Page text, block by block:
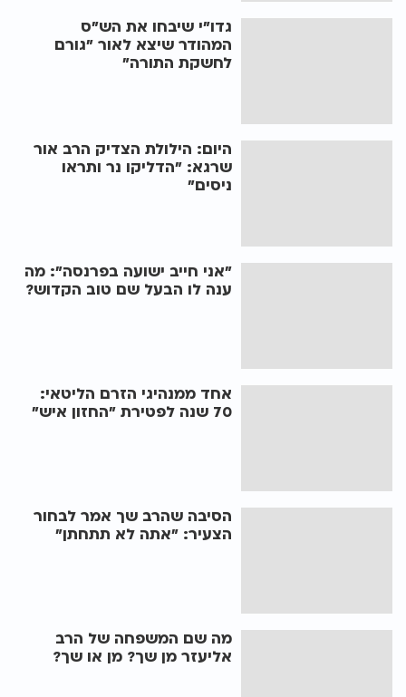
גדו"י שיבחו את הש"ס
המהודר שיצא לאור "גורם
לחשקת התורה"
היום: הילולת הצדיק הרב אור
שרגא: "הדליקו נר ותראו
ניסים"
"אני חייב ישועה בפרנסה": מה
ענה לו הבעל שם טוב הקדוש?
אחד ממנהיגי הזרם הליטאי:
70 שנה לפטירת "החזון איש"
הסיבה שהרב שך אמר לבחור
הצעיר: "אתה לא תתחתן"
מה שם המשפחה של הרב
אליעזר מן שך? מן או שך?